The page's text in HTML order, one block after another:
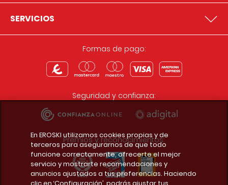
SERVICIOS
Formas de pago:
Seguridad y confianza:
Premios y reconocimientos:
En EROSKI utilizamos cookies propias y de
terceros para asegurarnos de que todo
funcione correctamente, ofrecerte el mejor
servicio y mostrarte recomendaciones y
anuncios ajustados a tus preferencias. Haciendo
clic en ‘Configuración’, podrás ajustar tus